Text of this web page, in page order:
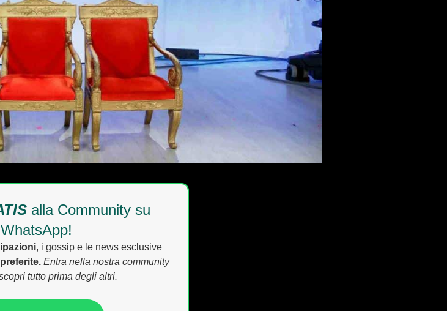
alla Community su
WhatsApp!
, i gossip e le news esclusive
Entra nella nostra community
tutto prima degli altri.